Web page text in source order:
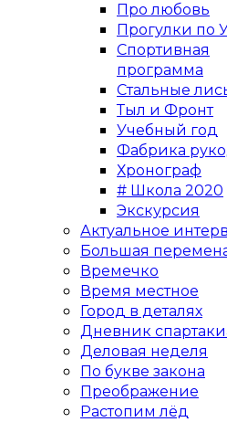
Про любовь
Прогулки по
Спортивная
программа
Стальные
Тыл и Фронт
Учебный год
Фабрика
Хронограф
# Школа 2020
Экскурсия
Актуальное
Большая
Времечко
Время местное
Город в деталях
Дневник
Деловая неделя
По букве закона
Преображение
Растопим лёд